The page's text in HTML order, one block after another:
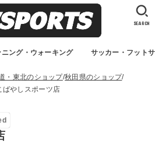
ニング・ウォーキング サッカー・フット
SEARCH
・東北のショップ 秋田県のショップ
ばやしスポーツ店